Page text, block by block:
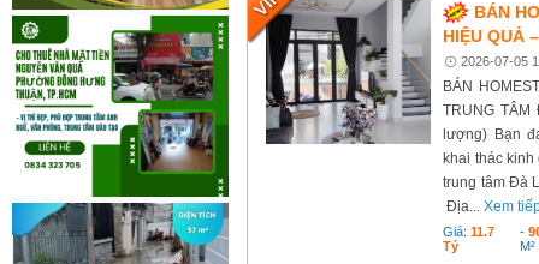
BÁN
HIỆU QUẢ
2026-07-05
BÁN
TRUNG
lượng) Bạn
khai thác
trung tâm Đà
Địa...Xem
Giá:11.7
Tỷ
-
M²